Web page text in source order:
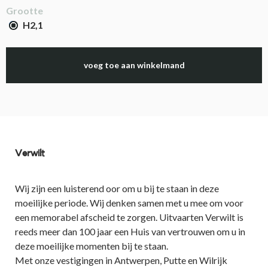
Grootte
H2,1
voeg toe aan winkelmand
Verwilt
Wij zijn een luisterend oor om u bij te staan in deze
moeilijke periode. Wij denken samen met u mee om voor
een memorabel afscheid te zorgen. Uitvaarten Verwilt is
reeds meer dan 100 jaar een Huis van vertrouwen om u in
deze moeilijke momenten bij te staan.
Met onze vestigingen in Antwerpen, Putte en Wilrijk